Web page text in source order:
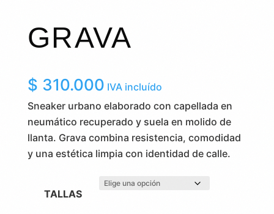
GRAVA
$ 310.000 IVA incluído
Sneaker urbano elaborado con capellada en
neumático recuperado y suela en molido de
llanta. Grava combina resistencia, comodidad
y una estética limpia con identidad de calle.
TALLAS